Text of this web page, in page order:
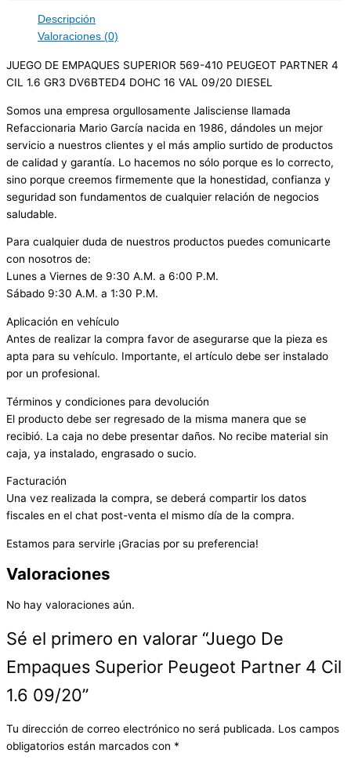
Descripción
Valoraciones (0)
JUEGO DE EMPAQUES SUPERIOR 569-410 PEUGEOT PARTNER 4
CIL 1.6 GR3 DV6BTED4 DOHC 16 VAL 09/20 DIESEL
Somos una empresa orgullosamente Jalisciense llamada
Refaccionaria Mario García nacida en 1986, dándoles un mejor
servicio a nuestros clientes y el más amplio surtido de productos
de calidad y garantía. Lo hacemos no sólo porque es lo correcto,
sino porque creemos firmemente que la honestidad, confianza y
seguridad son fundamentos de cualquier relación de negocios
saludable.
Para cualquier duda de nuestros productos puedes comunicarte
con nosotros de:
Lunes a Viernes de 9:30 A.M. a 6:00 P.M.
Sábado 9:30 A.M. a 1:30 P.M.
Aplicación en vehículo
Antes de realizar la compra favor de asegurarse que la pieza es
apta para su vehículo. Importante, el artículo debe ser instalado
por un profesional.
Términos y condiciones para devolución
El producto debe ser regresado de la misma manera que se
recibió. La caja no debe presentar daños. No recibe material sin
caja, ya instalado, engrasado o sucio.
Facturación
Una vez realizada la compra, se deberá compartir los datos
fiscales en el chat post-venta el mismo día de la compra.
Estamos para servirle ¡Gracias por su preferencia!
Valoraciones
No hay valoraciones aún.
Sé el primero en valorar “Juego De
Empaques Superior Peugeot Partner 4 Cil
1.6 09/20”
Tu dirección de correo electrónico no será publicada. Los campos
obligatorios están marcados con *